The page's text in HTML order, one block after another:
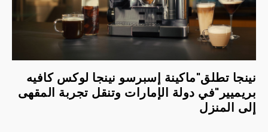
نينجا تطلق"ماكينة إسبرسو نينجا لوكس كافيه
بريميير"في دولة الإمارات وتنقل تجربة المقهى
إلى المنزل